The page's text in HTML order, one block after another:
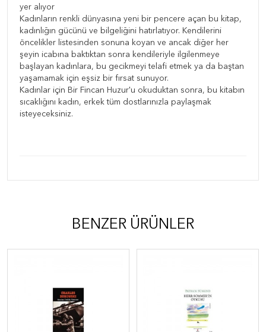
yer alıyor
Kadınların renkli dünyasına yeni bir pencere açan bu kitap,
kadınlığın gücünü ve bilgeliğini hatırlatıyor. Kendilerini
öncelikler listesinden sonuna koyan ve ancak diğer her
şeyin icabına baktıktan sonra kendileriyle ilgilenmeye
başlayan kadınlara, bu gecikmeyi telafi etmek ya da baştan
yaşamamak için eşsiz bir fırsat sunuyor.
Kadınlar için Bir Fincan Huzur'u okuduktan sonra, bu kitabın
sıcaklığını kadın, erkek tüm dostlarınızla paylaşmak
isteyeceksiniz.
BENZER ÜRÜNLER